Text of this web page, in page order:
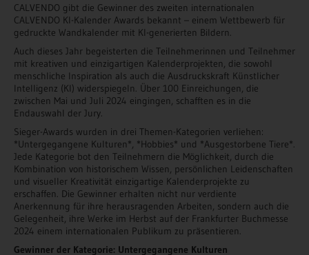
CALVENDO gibt die Gewinner des zweiten internationalen
CALVENDO KI-Kalender Awards bekannt – einem Wettbewerb für
gedruckte Wandkalender mit KI-generierten Bildern.
Auch dieses Jahr begeisterten die Teilnehmerinnen und Teilnehmer
mit kreativen und einzigartigen Kalenderprojekten, die sowohl
menschliche Inspiration als auch die Ausdruckskraft Künstlicher
Intelligenz (KI) widerspiegeln. Über 100 Einreichungen, die
zwischen Mai und Juli 2024 eingingen, schafften es in die
Endauswahl der Jury.
Sieger-Awards wurden in drei Themen-Kategorien verliehen:
*Untergegangene Kulturen*, *Hobbies* und *Ausgestorbene Tiere*.
Jede Kategorie bot den Teilnehmern die Möglichkeit, durch die
Kombination von historischem Wissen, persönlichen Leidenschaften
und visueller Kreativität einzigartige Kalenderprojekte zu
erschaffen. Die Gewinner erhalten nicht nur verdiente
Anerkennung für ihre herausragenden Arbeiten, sondern auch die
Gelegenheit, ihre Werke im Herbst auf der Frankfurter Buchmesse
2024 einem internationalen Publikum zu präsentieren.
Gewinner der Kategorie: Untergegangene Kulturen